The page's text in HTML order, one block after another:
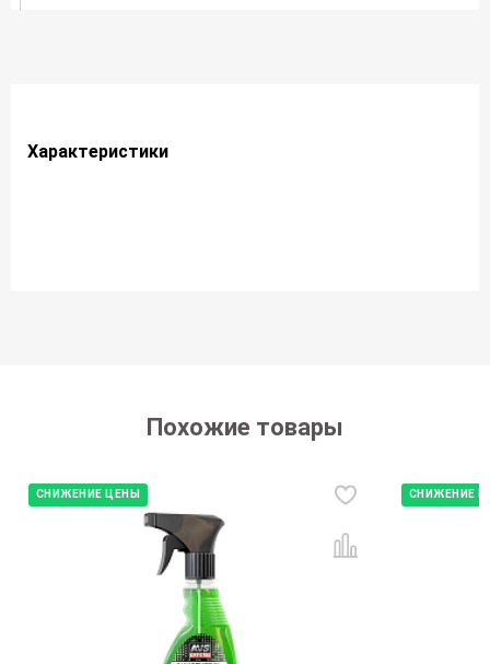
Характеристики
Похожие товары
СНИЖЕНИЕ ЦЕНЫ СНИЖЕНИЕ